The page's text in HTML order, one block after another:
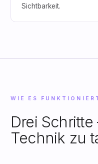
Sichtbarkeit.
WIE ES
Drei
Technik zu